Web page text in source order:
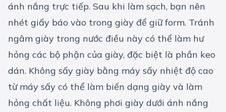
ánh nắng trực tiếp. Sau khi làm sạch, bạn nên
nhét giấy báo vào trong giày để giữ form. Tránh
ngâm giày trong nước điều này có thể làm hư
hỏng các bộ phận của giày, đặc biệt là phần keo
dán. Không sấy giày bằng máy sấy nhiệt độ cao
từ máy sấy có thể làm biến dạng giày và làm
hỏng chất liệu. Không phơi giày dưới ánh nắng